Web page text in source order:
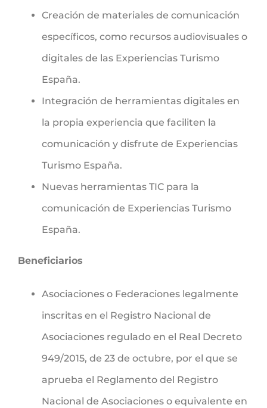
Creación de materiales de comunicación
específicos, como recursos audiovisuales o
digitales de las Experiencias Turismo
España.
Integración de herramientas digitales en
la propia experiencia que faciliten la
comunicación y disfrute de Experiencias
Turismo España.
Nuevas herramientas TIC para la
comunicación de Experiencias Turismo
España.
Beneficiarios
Asociaciones o Federaciones legalmente
inscritas en el Registro Nacional de
Asociaciones regulado en el Real Decreto
949/2015, de 23 de octubre, por el que se
aprueba el Reglamento del Registro
Nacional de Asociaciones o equivalente en